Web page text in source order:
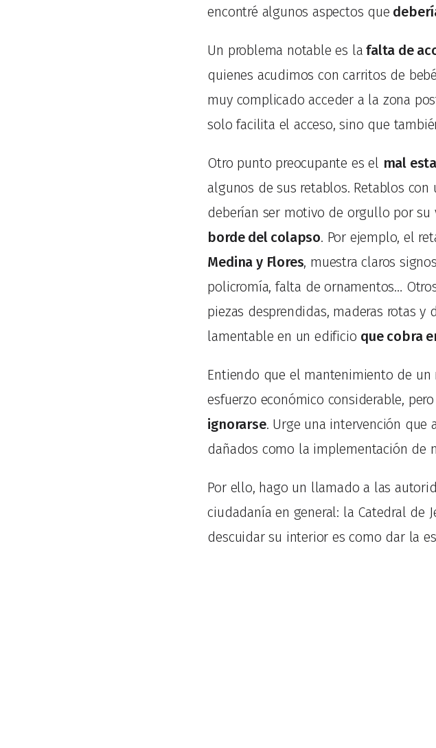
encontré algunos aspectos que
Un problema notable es la falta de
quienes acudimos con carritos de
muy complicado acceder a la zona
solo facilita el acceso, sino que
Otro punto preocupante es el mal
algunos de sus retablos. Retablos
deberían ser motivo de orgullo por su
borde del colapso. Por ejemplo, el
Medina y Flores, muestra claros
policromía, falta de ornamentos…
piezas desprendidas, maderas rotas y
lamentable en un edificio que cobra
Entiendo que el mantenimiento de
esfuerzo económico considerable,
ignorarse. Urge una intervención que
dañados como la implementación de
Por ello, hago un llamado a las
ciudadanía en general: la Catedral de
descuidar su interior es como dar la